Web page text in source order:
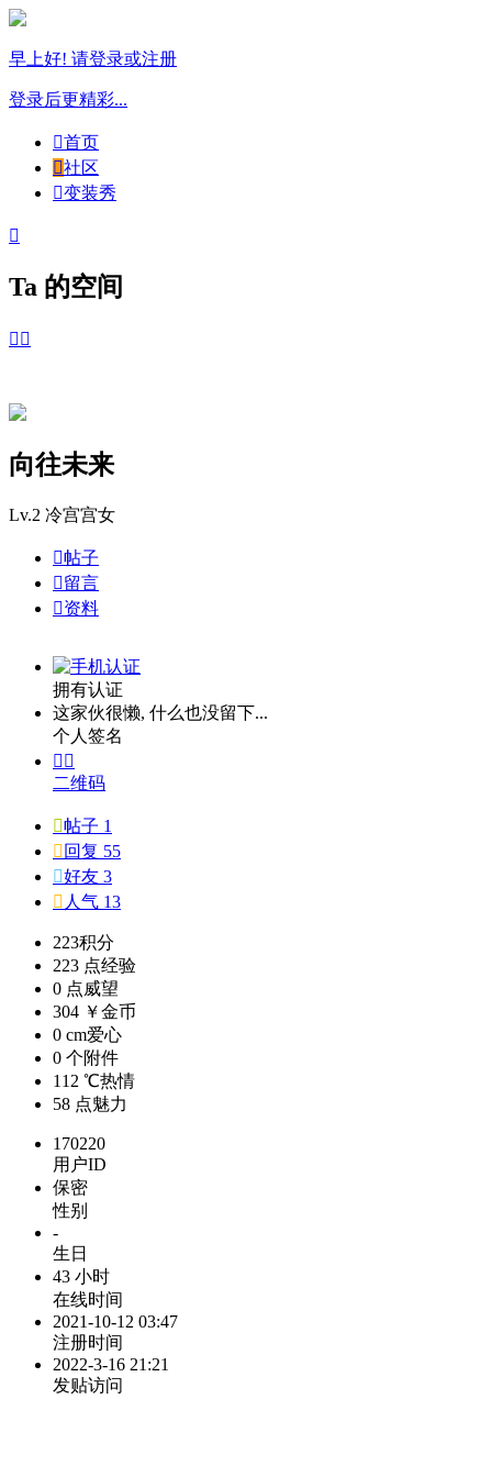
早上好! 请登录或注册
登录后更精彩...
首页
社区
变装秀

Ta 的空间
 
向往未来
Lv.2 冷宫宫女
帖子
留言
资料
拥有认证
这家伙很懒, 什么也没留下...
个人签名
 
二维码
帖子 1
 回复 55
好友 3
 人气 13
223积分
223 点经验
0 点威望
304 ￥金币
0 cm爱心
0 个附件
112 ℃热情
58 点魅力
170220
用户ID
保密
性别
-
生日
43 小时
在线时间
2021-10-12 03:47
注册时间
2022-3-16 21:21
发贴访问